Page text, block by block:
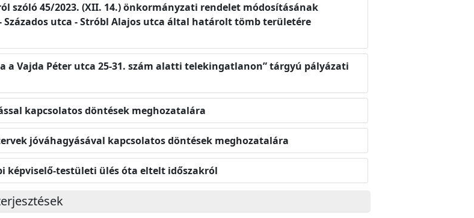
szóló 45/2023. (XII. 14.) önkormányzati rendelet módosításának
utca - Stróbl Alajos utca által határolt tömb területére
a Vajda Péter utca 25-31. szám alatti telekingatlanon” tárgyú pályázati
kapcsolatos döntések meghozatalára
jóváhagyásával kapcsolatos döntések meghozatalára
képviselő-testületi ülés óta eltelt időszakról